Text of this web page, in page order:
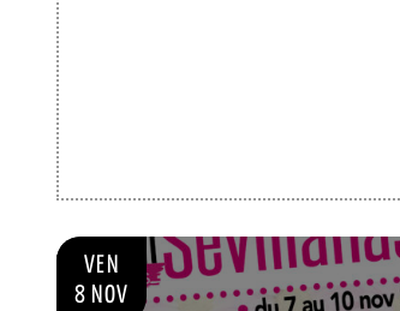
VEN
8 NOV